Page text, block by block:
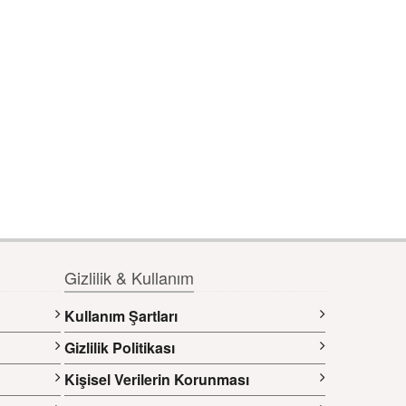
Gizlilik & Kullanım
Kullanım Şartları
Gizlilik Politikası
Kişisel Verilerin Korunması